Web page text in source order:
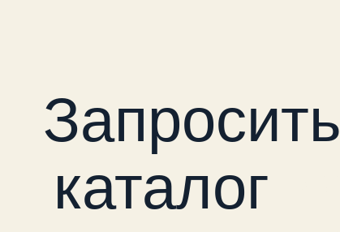
Запросить
каталог